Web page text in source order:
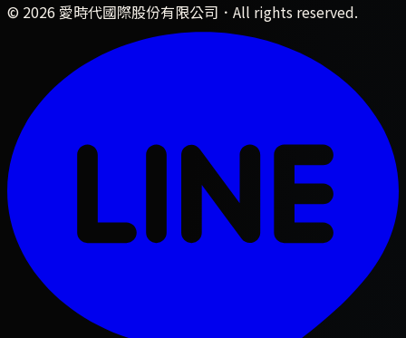
© 2026 愛時代國際股份有限公司 ．All rights reserved.